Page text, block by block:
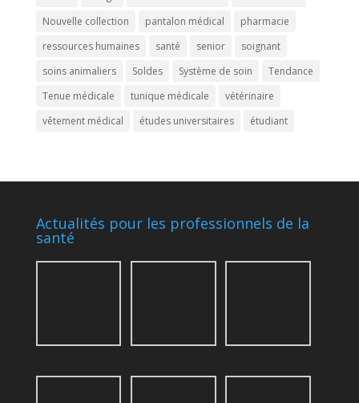
Nouvelle collection
pantalon médical
pharmacie
ressources humaines
santé senior
soignant
soins animaliers
Soldes Système de soin
Tendance
Tenue médicale
tunique médicale
vétérinaire
vêtement médical
études universitaires étudiant
Actualités pour les professionnels de la
santé